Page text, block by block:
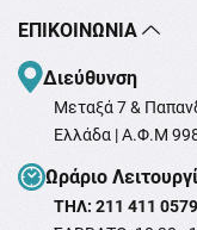
ΕΠΙΚΟΙΝΩΝΊΑ
Διεύθυνση
Μεταξά 7 &
Ελλάδα | Α.Φ.Μ
Ωράριο
ΤΗΛ: 211 411